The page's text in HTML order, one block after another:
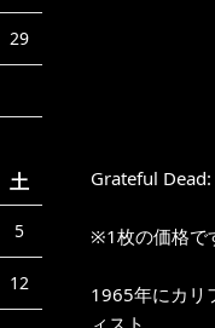
29
土
5
12
Grateful Dead:
※1枚の価格で
1965年にカリ
ィスト